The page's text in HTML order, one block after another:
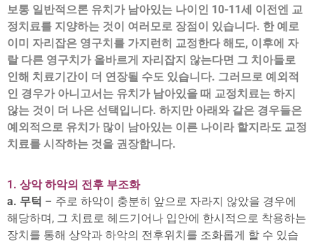
보통 일반적으론 유치가 남아있는 나이인 10-11세 이전엔 교
정치료를 지양하는 것이 여러모로 장점이 있습니다. 한 예로
이미 자리잡은 영구치를 가지런히 교정한다 해도, 이후에 자
랄 다른 영구치가 올바르게 자리잡지 않는다면 그 치아들로
인해 치료기간이 더 연장될 수도 있습니다. 그러므로 예외적
인 경우가 아니고서는 유치가 남아있을 때 교정치료는 하지
않는 것이 더 나은 선택입니다. 하지만 아래와 같은 경우들은
예외적으로 유치가 많이 남아있는 이른 나이라 할지라도 교정
치료를 시작하는 것을 권장합니다.
1. 상악 하악의 전후 부조화
a. 무턱 – 주로 하악이 충분히 앞으로 자라지 않았을 경우에
해당하며, 그 치료로 헤드기어나 입안에 한시적으로 착용하는
장치를 통해 상악과 하악의 전후위치를 조화롭게 할 수 있습